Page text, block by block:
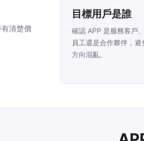
清楚價
目標用戶是誰
確認 APP 是服務客戶、
員工還是合作夥伴，避
方向混亂。